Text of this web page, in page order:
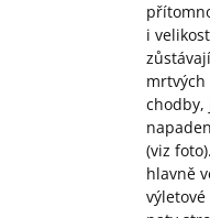
i
mrtvých
chodby,
(viz
hlavně